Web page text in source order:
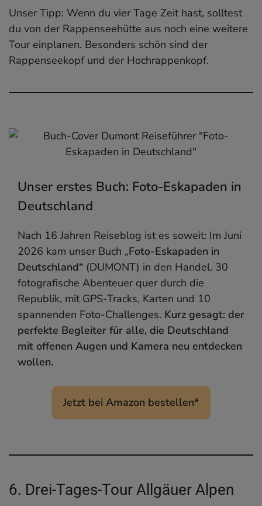
Unser Tipp: Wenn du vier Tage Zeit hast, solltest
du von der Rappenseehütte aus noch eine weitere
Tour einplanen. Besonders schön sind der
Rappenseekopf und der Hochrappenkopf.
Unser erstes Buch: Foto-Eskapaden in
Deutschland
Nach 16 Jahren Reiseblog ist es soweit: Im Juni
2026 kam unser Buch „Foto-Eskapaden in
Deutschland“ (DUMONT) in den Handel. 30
fotografische Abenteuer quer durch die
Republik, mit GPS-Tracks, Karten und 10
spannenden Foto-Challenges. Kurz gesagt: der
perfekte Begleiter für alle, die Deutschland
mit offenen Augen und Kamera neu entdecken
wollen.
Jetzt bei Amazon bestellen*
6. Drei-Tages-Tour Allgäuer Alpen